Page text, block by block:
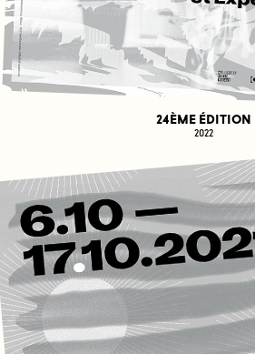
24ÈME ÉDITION
2022